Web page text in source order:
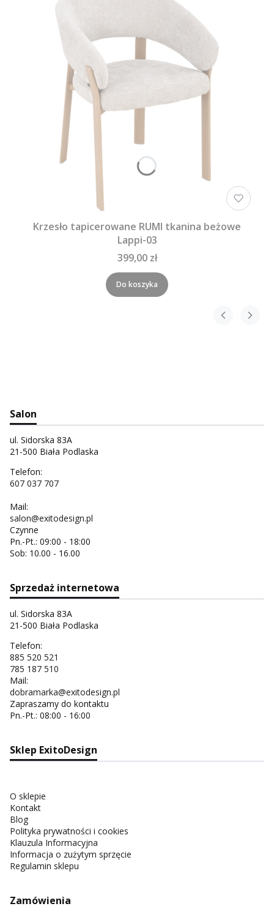
Krzesło tapicerowane RUMI tkanina beżowe
Lappi-03
399,00 zł
Do koszyka
Salon
ul. Sidorska 83A
21-500 Biała Podlaska
Telefon:
607 037 707
Mail:
salon@exitodesign.pl
Czynne
Pn.-Pt.: 09:00 - 18:00
Sob: 10.00 - 16.00
Sprzedaż internetowa
ul. Sidorska 83A
21-500 Biała Podlaska
Telefon:
885 520 521
785 187 510
Mail:
dobramarka@exitodesign.pl
Zapraszamy do kontaktu
Pn.-Pt.: 08:00 - 16:00
Sklep ExitoDesign
O sklepie
Kontakt
Blog
Polityka prywatności i cookies
Klauzula Informacyjna
Informacja o zużytym sprzęcie
Regulamin sklepu
Zamówienia